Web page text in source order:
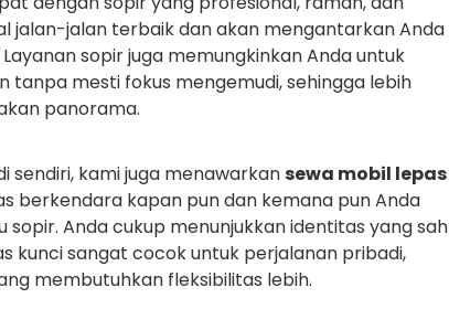
jalan-jalan terbaik dan akan mengantarkan Anda
sopir juga memungkinkan Anda untuk
tanpa mesti fokus mengemudi, sehingga lebih
panorama.
sendiri, kami juga menawarkansewa mobil lepas
berkendara kapan pun dan kemana pun Anda
Anda cukup menunjukkan identitas yang sah
kunci sangat cocok untuk perjalanan pribadi,
membutuhkan fleksibilitas lebih.